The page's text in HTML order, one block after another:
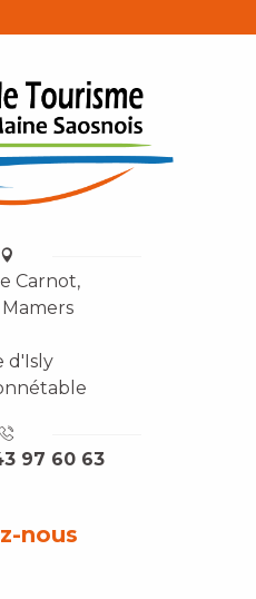
Carnot,
d'Isly
97 60 63
nous